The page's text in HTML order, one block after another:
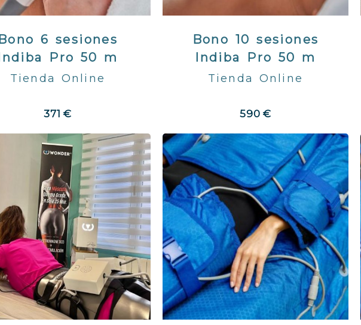
Bono 6 sesiones
Indiba Pro 50 m
Tienda Online
371 €
Bono 10 sesiones
Indiba Pro 50 m
Tienda Online
590 €